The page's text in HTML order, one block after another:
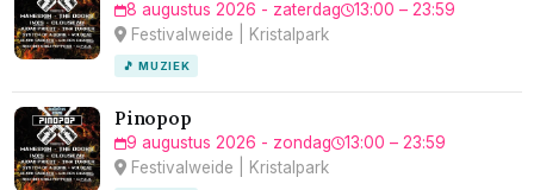
8 augustus 2026 - zaterdag
13:00 – 23:59
Festivalweide | Kristalpark
🎵 MUZIEK
Pinopop
9 augustus 2026 - zondag
13:00 – 23:59
Festivalweide | Kristalpark